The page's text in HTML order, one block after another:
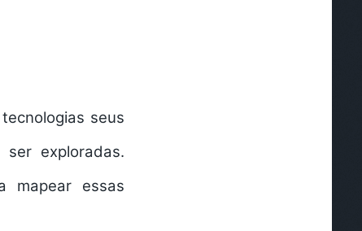
seus
exploradas.
mapear essas